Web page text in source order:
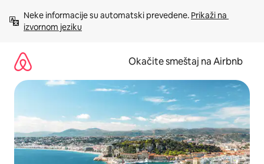
sadržaj
Neke informacije su automatski prevedene. Prikaži na
izvornom jeziku
Okačite smeštaj na Airbnb